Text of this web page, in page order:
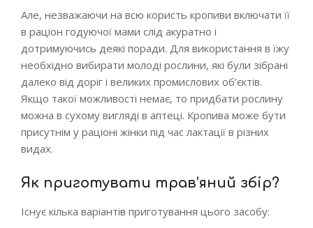
Але, незважаючи на всю користь кропиви включати її
в раціон годуючої мами слід акуратно і
дотримуючись деякі поради. Для використання в їжу
необхідно вибирати молоді рослини, які були зібрані
далеко від доріг і великих промислових об’єктів.
Якщо такої можливості немає, то придбати рослину
можна в сухому вигляді в аптеці. Кропива може бути
присутнім у раціоні жінки під час лактації в різних
видах.
Як приготувати трав’яний збір?
Існує кілька варіантів приготування цього засобу: